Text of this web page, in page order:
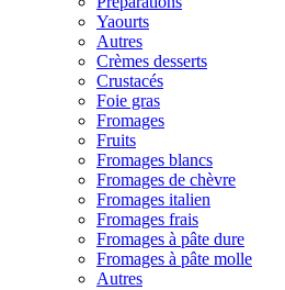
Yaourts
Autres
Crèmes desserts
Crustacés
Foie gras
Fromages
Fruits
Fromages blancs
Fromages de chèvre
Fromages italien
Fromages frais
Fromages à pâte dure
Fromages à pâte molle
Autres